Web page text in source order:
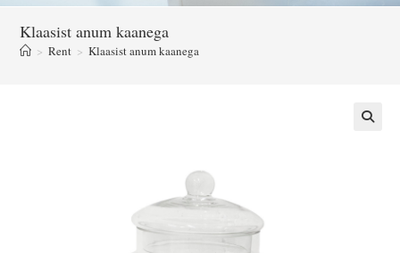
Klaasist anum kaanega
> Rent > Klaasist anum kaanega